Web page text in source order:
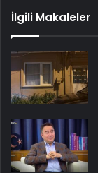
İlgili Makaleler